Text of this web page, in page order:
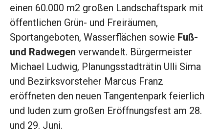
einen 60.000 m2 großen Landschaftspark mit
öffentlichen Grün- und Freiräumen,
Sportangeboten, Wasserflächen sowie Fuß-
und Radwegen verwandelt. Bürgermeister
Michael Ludwig, Planungsstadträtin Ulli Sima
und Bezirksvorsteher Marcus Franz
eröffneten den neuen Tangentenpark feierlich
und luden zum großen Eröffnungsfest am 28.
und 29. Juni.